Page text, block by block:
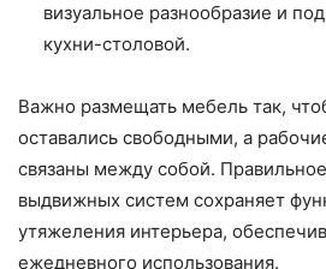
визуальное разнообразие и
кухни-столовой.
Важно размещать мебель так,
оставались свободными, а
связаны между собой.
выдвижных систем сохраняет
утяжеления интерьера,
ежедневного использования.